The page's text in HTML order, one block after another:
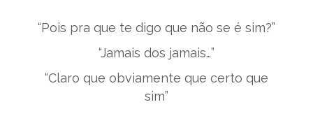
“Pois pra que te digo que não se é sim?”
“Jamais dos jamais…”
“Claro que obviamente que certo que
sim”